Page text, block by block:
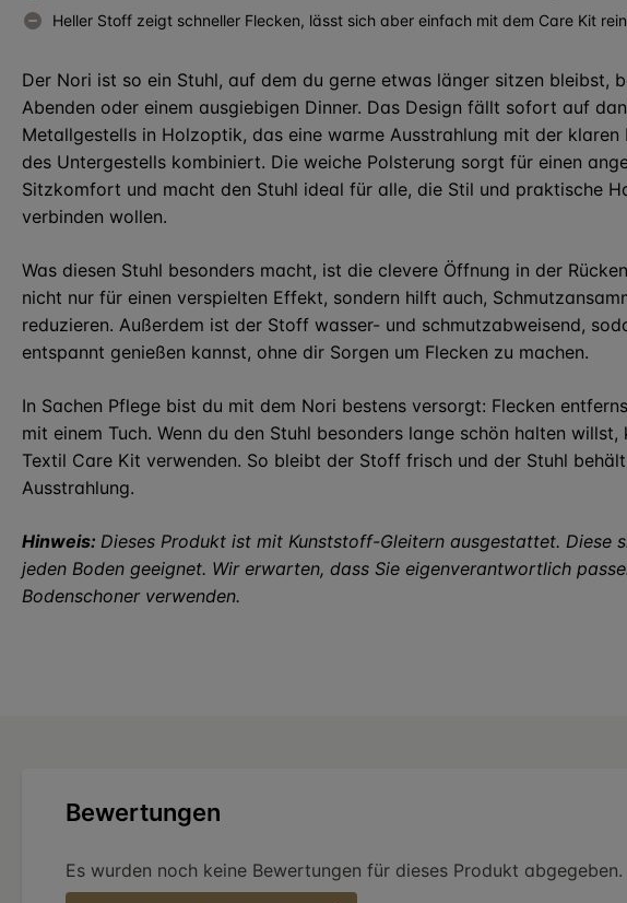
Heller Stoff zeigt schneller Flecken, lässt sich aber einfach mit dem Care Kit
Der Nori ist so ein Stuhl, auf dem du gerne etwas länger sitzen bleibst,
Abenden oder einem ausgiebigen Dinner. Das Design fällt sofort auf
Metallgestells in Holzoptik, das eine warme Ausstrahlung mit der klaren
des Untergestells kombiniert. Die weiche Polsterung sorgt für einen
Sitzkomfort und macht den Stuhl ideal für alle, die Stil und praktische
verbinden wollen.
Was diesen Stuhl besonders macht, ist die clevere Öffnung in der
nicht nur für einen verspielten Effekt, sondern hilft auch,
reduzieren. Außerdem ist der Stoff wasser- und schmutzabweisend,
entspannt genießen kannst, ohne dir Sorgen um Flecken zu machen.
In Sachen Pflege bist du mit dem Nori bestens versorgt: Flecken
mit einem Tuch. Wenn du den Stuhl besonders lange schön halten
Textil Care Kit verwenden. So bleibt der Stoff frisch und der Stuhl
Ausstrahlung.
Hinweis: Dieses Produkt ist mit Kunststoff-Gleitern ausgestattet. Diese
jeden Boden geeignet. Wir erwarten, dass Sie eigenverantwortlich
Bodenschoner verwenden.
Bewertungen
Es wurden noch keine Bewertungen für dieses Produkt abgegeben.